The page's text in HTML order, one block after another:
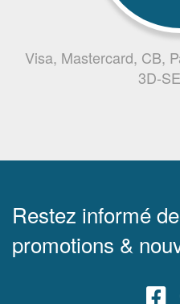
Visa, Mastercard, CB,
3D-
Restez informé
promotions &